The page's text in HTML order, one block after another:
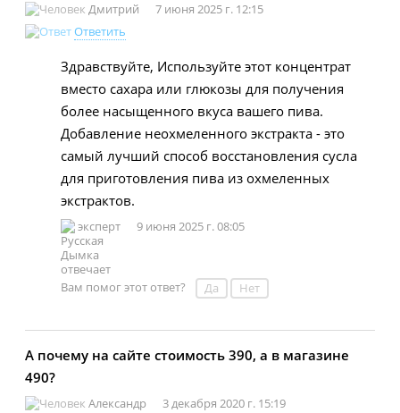
Дмитрий
7 июня 2025 г. 12:15
Ответить
Здравствуйте, Используйте этот концентрат
вместо сахара или глюкозы для получения
более насыщенного вкуса вашего пива.
Добавление неохмеленного экстракта - это
самый лучший способ восстановления сусла
для приготовления пива из охмеленных
экстрактов.
эксперт 9 июня 2025 г. 08:05
Вам помог этот ответ? Да Нет
А почему на сайте стоимость 390, а в магазине
490?
Александр
3 декабря 2020 г. 15:19